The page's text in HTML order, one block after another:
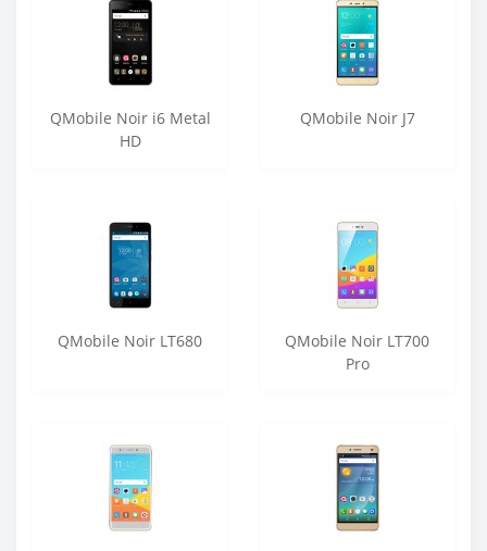
QMobile Noir i6 Metal
HD
QMobile Noir J7
QMobile Noir LT680
QMobile Noir LT700
Pro